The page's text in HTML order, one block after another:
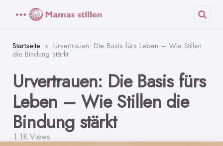
Startseite Urvertrauen: Die Basis fürs Leben – Wie Stillen
die Bindung stärkt
Urvertrauen: Die Basis fürs
Leben – Wie Stillen die
Bindung stärkt
1.1K Views